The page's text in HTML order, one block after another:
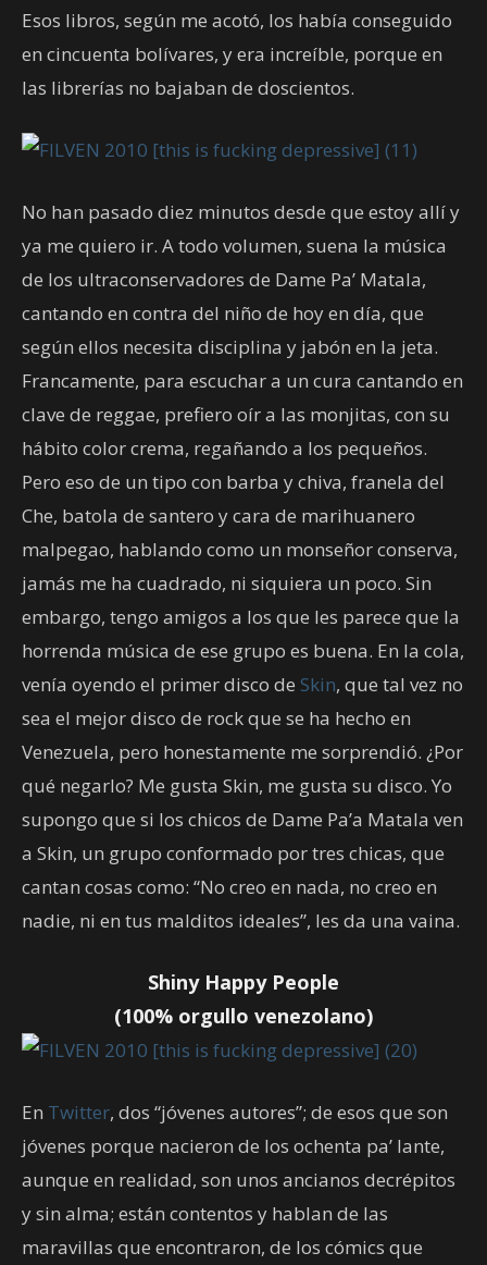
Esos libros, según me acotó, los había conseguido
en cincuenta bolívares, y era increíble, porque en
las librerías no bajaban de doscientos.
No han pasado diez minutos desde que estoy allí y
ya me quiero ir. A todo volumen, suena la música
de los ultraconservadores de Dame Pa’ Matala,
cantando en contra del niño de hoy en día, que
según ellos necesita disciplina y jabón en la jeta.
Francamente, para escuchar a un cura cantando en
clave de reggae, prefiero oír a las monjitas, con su
hábito color crema, regañando a los pequeños.
Pero eso de un tipo con barba y chiva, franela del
Che, batola de santero y cara de marihuanero
malpegao, hablando como un monseñor conserva,
jamás me ha cuadrado, ni siquiera un poco. Sin
embargo, tengo amigos a los que les parece que la
horrenda música de ese grupo es buena. En la cola,
venía oyendo el primer disco de Skin, que tal vez no
sea el mejor disco de rock que se ha hecho en
Venezuela, pero honestamente me sorprendió. ¿Por
qué negarlo? Me gusta Skin, me gusta su disco. Yo
supongo que si los chicos de Dame Pa’a Matala ven
a Skin, un grupo conformado por tres chicas, que
cantan cosas como: “No creo en nada, no creo en
nadie, ni en tus malditos ideales”, les da una vaina.
Shiny Happy People
(100% orgullo venezolano)
En Twitter, dos “jóvenes autores”; de esos que son
jóvenes porque nacieron de los ochenta pa’ lante,
aunque en realidad, son unos ancianos decrépitos
y sin alma; están contentos y hablan de las
maravillas que encontraron, de los cómics que